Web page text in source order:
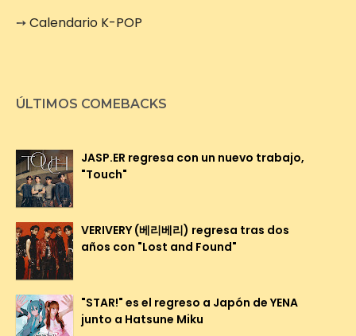
➙Calendario K-POP
ÚLTIMOS COMEBACKS
JASP.ER regresa con un nuevo trabajo,
"Touch"
VERIVERY (베리베리) regresa tras dos
años con "Lost and Found"
"STAR!" es el regreso a Japón de YENA
junto a Hatsune Miku